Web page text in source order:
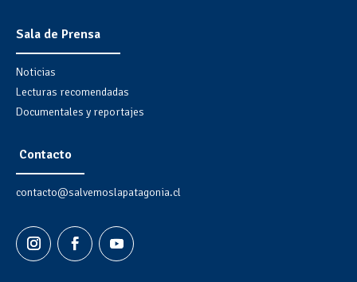
Sala de Prensa
Noticias
Lecturas recomendadas
Documentales y reportajes
Contacto
contacto@salvemoslapatagonia.cl